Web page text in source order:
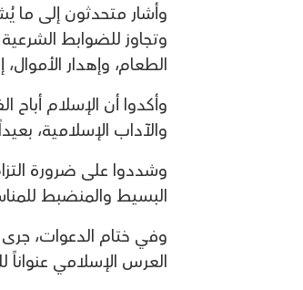
وأشار متحدثون إلى ما
وتجاوز للضوابط
الطعام، وإهدار
وأكدوا أن الإسلام
والآداب الإسلامية،
وشددوا على ضرورة
البسيط والمنضبط
وفي ختام الدعوات، جرى
العرس الإسلامي عنواناً